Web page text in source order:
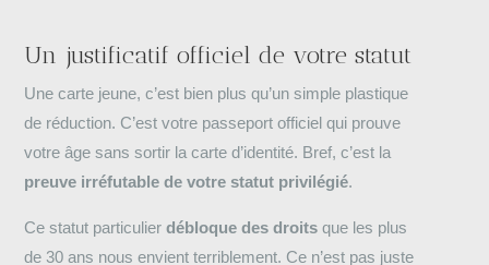
Un justificatif officiel de votre statut
Une carte jeune, c’est bien plus qu’un simple plastique
de réduction. C’est votre passeport officiel qui prouve
votre âge sans sortir la carte d’identité. Bref, c’est la
preuve irréfutable de votre statut privilégié.
Ce statut particulierdébloque des droits que les plus
de 30 ans nous envient terriblement. Ce n’est pas juste